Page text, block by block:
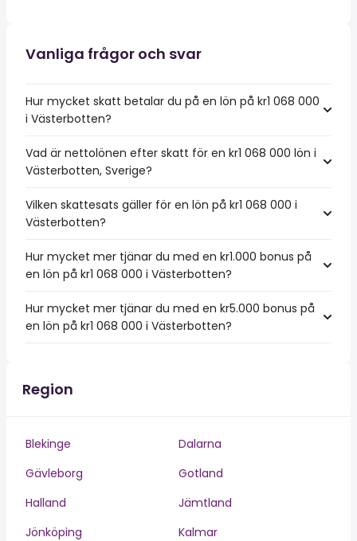
Vanliga frågor och svar
Hur mycket skatt betalar du på en lön på kr1 068 000
i Västerbotten?
Vad är nettolönen efter skatt för en kr1 068 000 lön i
Västerbotten, Sverige?
Vilken skattesats gäller för en lön på kr1 068 000 i
Västerbotten?
Hur mycket mer tjänar du med en kr1.000 bonus på
en lön på kr1 068 000 i Västerbotten?
Hur mycket mer tjänar du med en kr5.000 bonus på
en lön på kr1 068 000 i Västerbotten?
Region
Blekinge
Dalarna
Gävleborg
Gotland
Halland
Jämtland
Jönköping
Kalmar